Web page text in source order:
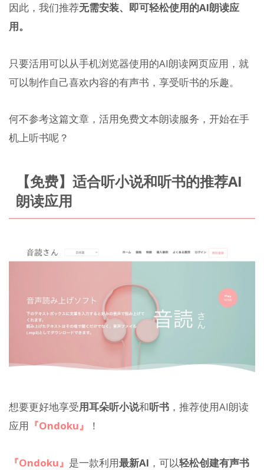
因此，我们推荐无需安装、即可轻松使用的AI朗读应
用。
只要活用可以从手机浏览器使用的AI朗读网页应用，就
可以制作自己喜欢内容的有声书，享受听书的乐趣。
何不参考这篇文章，活用免费文本朗读服务，开始在手
机上听书呢？
【免费】适合听小说和听书的推荐AI
朗读应用
想要更好地享受用耳朵听小说和听书 ，推荐使用AI朗读
应用 『Ondoku』 ！
『Ondoku』 是一款利用最新AI ，可以轻松创建有声书